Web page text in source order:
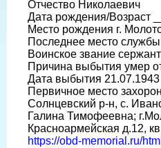
Отчество Николаевич
Дата рождения/Возраст
Место рождения г.
Последнее место службы
Воинское звание сержант
Причина выбытия умер
Дата выбытия 21.07.1943
Первичное место
Солнцевский р-н, с.
Галина Тимофеевна;
Красноармейская д.12,
https://obd-memorial.ru/